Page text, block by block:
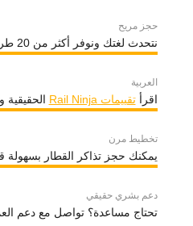
حجز مريح
نتحدث لغتك ونوفر أكثر من 20 طريقة دفع.
العربية
اقرأتقييمات Rail Ninja الحقيقية
تخطيط مرن
يمكنك حجز تذاكر القطار بسهولة
دعم بشري حقيقي
تحتاج مساعدة؟ تواصل مع دعم